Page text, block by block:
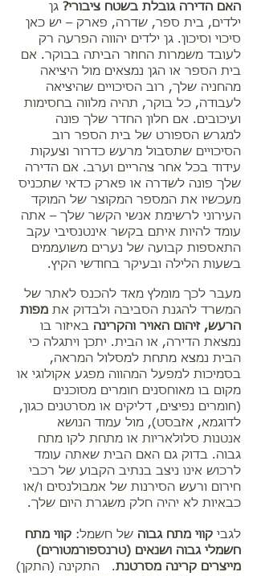
האם הדירה גובלת בשטח ציבורי? גן
ילדים, בית ספר, שדרה, פארק – יש כאן
סיכוי וסיכון. גן ילדים יהווה הפרעה רק
לעובד משמרות החוזר הביתה בבוקר. אם
בית הספר או הגן נמצאים מול היציאה
מהחניה שלך, רוב הסיכויים שהיציאה
לעבודה, כל בוקר, תהיה מלווה בחסימות
ועיכובים. אם חלון החדר שלך פונה
למגרש הספורט של בית הספר רוב
הסיכויים שתסבול מרעש כדרור וצעקות
עידוד בכל אחר צהריים וערב. אם הדירה
שלך פונה לשדרה או פארק כדאי שתכניס
מעכשיו את המספר המקוצר של המוקד
העירוני לרשימת אנשי הקשר שלך – אתה
עומד להיות איתם בקשר אינטנסיבי עקב
התאספות קבועה של נערים משועממים
בשעות הלילה ובעיקר בחודשי הקיץ.
מעבר לכך מומלץ מאד להכנס לאתר של
המשרד להגנת הסביבה ולבדוק את מפות
הרעש, זיהום האויר והקרינה באיזור בו
נמצאת הדירה, או הבית. יתכן ויתגלה כי
הבית נמצא מתחת למסלול המראה,
בסמיכות למפעל המהווה מפגע אקולוגי או
מקום בו מאוחסנים חומרים מסוכנים
(חומרים נפיצים, דליקים או מסרטנים כגון,
לדוגמא, אזבסט), מול עמוד הנושא
אנטנות סלולאריות או מתחת לקו מתח
גבוה. בדוק גם האם הבית שאתה עומד
לרכוש אינו ניצב בנתיב הקבוע של רכבי
חירום ורעש הסירנות של אמבולנסים ו/או
כבאיות לא יהיה חלק משגרת היום שלך.
לגבי קווי מתח גבוה של חשמל: קווי מתח
חשמלי גבוה ושנאים (טרנספורמטורים)
מייצרים קרינה מסרטנת. התקינה (התקן)